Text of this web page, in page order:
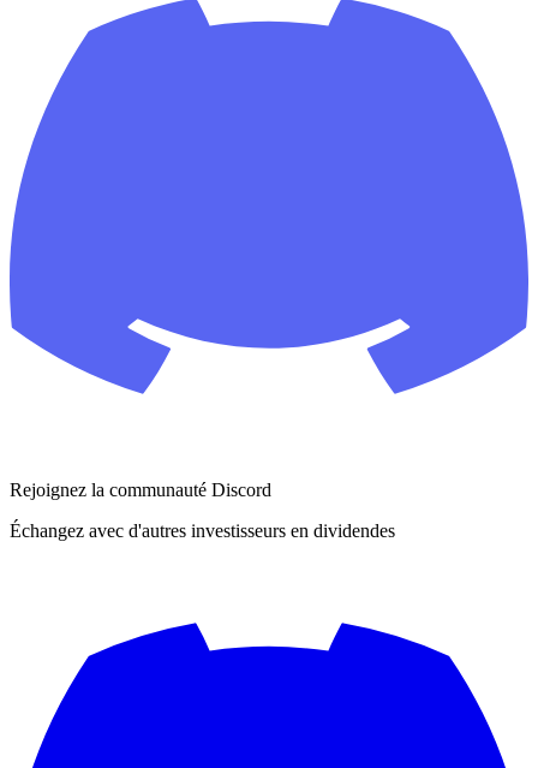
Rejoignez la communauté Discord
Échangez avec d'autres investisseurs en dividendes